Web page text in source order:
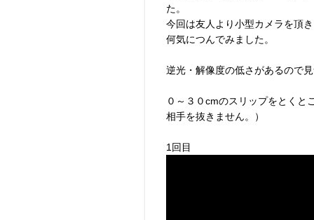
た。
今回は友人より小型カメラを頂
何気につんでみました。
逆光・解像度の低さがあるので
０～３０cmのスリップをとくと
相手を抜きません。）
1回目